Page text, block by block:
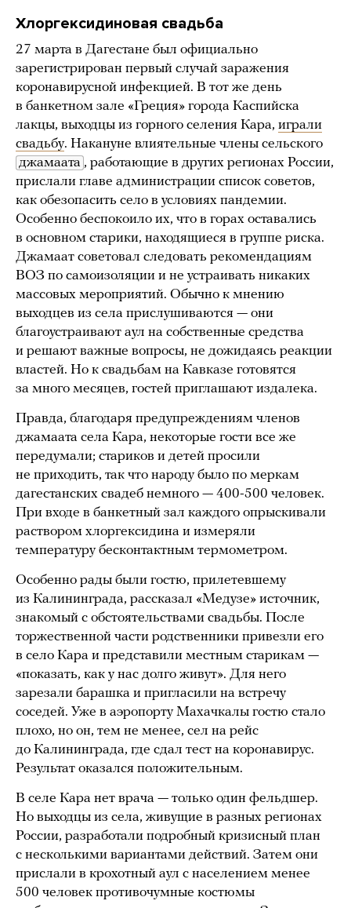
Хлоргексидиновая свадьба
27 марта в Дагестане был официально
зарегистрирован первый случай заражения
коронавирусной инфекцией. В тот же день
в банкетном зале «Греция» города Каспийска
лакцы, выходцы из горного селения Кара, играли
свадьбу. Накануне влиятельные члены сельского
джамаата , работающие в других регионах России,
прислали главе администрации список советов,
как обезопасить село в условиях пандемии.
Особенно беспокоило их, что в горах оставались
в основном старики, находящиеся в группе риска.
Джамаат советовал следовать рекомендациям
ВОЗ по самоизоляции и не устраивать никаких
массовых мероприятий. Обычно к мнению
выходцев из села прислушиваются — они
благоустраивают аул на собственные средства
и решают важные вопросы, не дожидаясь реакции
властей. Но к свадьбам на Кавказе готовятся
за много месяцев, гостей приглашают издалека.
Правда, благодаря предупреждениям членов
джамаата села Кара, некоторые гости все же
передумали; стариков и детей просили
не приходить, так что народу было по меркам
дагестанских свадеб немного — 400-500 человек.
При входе в банкетный зал каждого опрыскивали
раствором хлоргексидина и измеряли
температуру бесконтактным термометром.
Особенно рады были гостю, прилетевшему
из Калининграда, рассказал «Медузе» источник,
знакомый с обстоятельствами свадьбы. После
торжественной части родственники привезли его
в село Кара и представили местным старикам —
«показать, как у нас долго живут». Для него
зарезали барашка и пригласили на встречу
соседей. Уже в аэропорту Махачкалы гостю стало
плохо, но он, тем не менее, сел на рейс
до Калининграда, где сдал тест на коронавирус.
Результат оказался положительным.
В селе Кара нет врача — только один фельдшер.
Но выходцы из села, живущие в разных регионах
России, разработали подробный кризисный план
с несколькими вариантами действий. Затем они
прислали в крохотный аул с населением менее
500 человек противочумные костюмы